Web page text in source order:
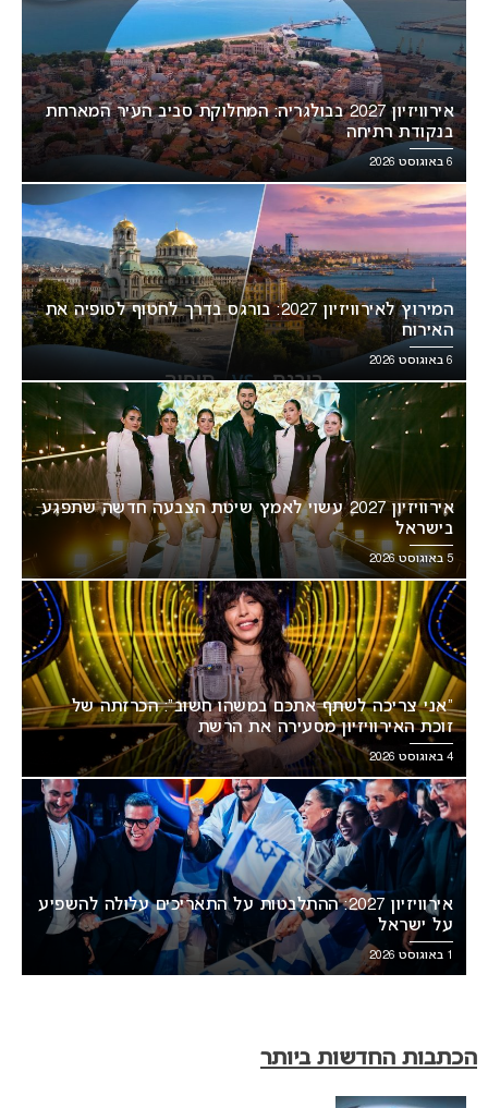
אירוויזיון 2027 בבולגריה: המחלוקת סביב העיר המארחת
בנקודת רתיחה
6 באוגוסט 2026
המירוץ לאירוויזיון 2027: בורגס בדרך לחטוף לסופיה את
האירוח
6 באוגוסט 2026
אירוויזיון 2027 עשוי לאמץ שיטת הצבעה חדשה שתפגע
בישראל
5 באוגוסט 2026
“אני צריכה לשתף אתכם במשהו חשוב”: הכרזתה של
זוכת האירוויזיון מסעירה את הרשת
4 באוגוסט 2026
אירוויזיון 2027: ההתלבטות על התאריכים עלולה להשפיע
על ישראל
1 באוגוסט 2026
הכתבות החדשות ביותר